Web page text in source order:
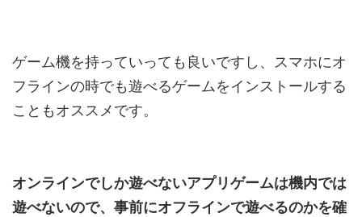
ゲーム機を持っていっても良いですし、スマホにオ
フラインの時でも遊べるゲームをインストールする
こともオススメです。
オンラインでしか遊べないアプリゲームは機内では
遊べないので、事前にオフラインで遊べるのかを確